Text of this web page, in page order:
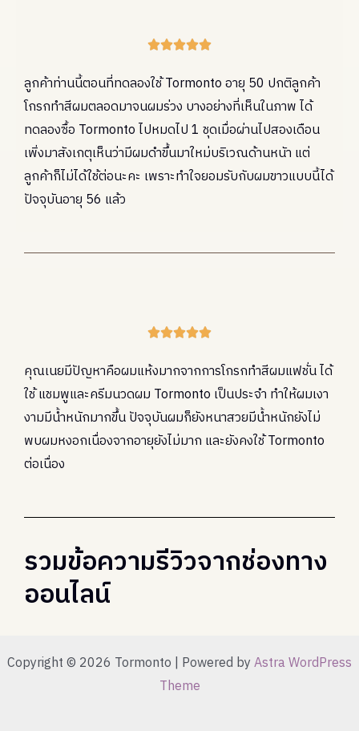

ลูกค้าท่านนี้ตอนที่ทดลองใช้ Tormonto อายุ 50 ปกติลูกค้า
โกรกทำสีผมตลอดมาจนผมร่วง บางอย่างที่เห็นในภาพ ได้
ทดลองซื้อ Tormonto ไปหมดไป 1 ชุดเมื่อผ่านไปสองเดือน
เพิ่งมาสังเกตุเห็นว่ามีผมดำขึ้นมาใหม่บริเวณด้านหนัา แต่
ลูกค้าก็ไม่ได้ใช้ต่อนะคะ เพราะทำใจยอมรับกับผมขาวแบบนี้ได้
ปัจจุบันอายุ 56 แล้ว

คุณเนยมีปัญหาคือผมแห้งมากจากการโกรกทำสีผมแฟชั่น ได้
ใช้ แชมพูและครีมนวดผม Tormonto เป็นประจำ ทำให้ผมเงา
งามมีน้ำหนักมากขึ้น ปัจจุบันผมก็ยังหนาสวยมีน้ำหนักยังไม่
พบผมหงอกเนื่องจากอายุยังไม่มาก และยังคงใช้ Tormonto
ต่อเนื่อง
รวมข้อความรีวิวจากช่องทาง
ออนไลน์
Copyright © 2026 Tormonto | Powered byAstra WordPress
Theme